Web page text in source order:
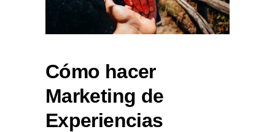
Cómo hacer
Marketing de
Experiencias